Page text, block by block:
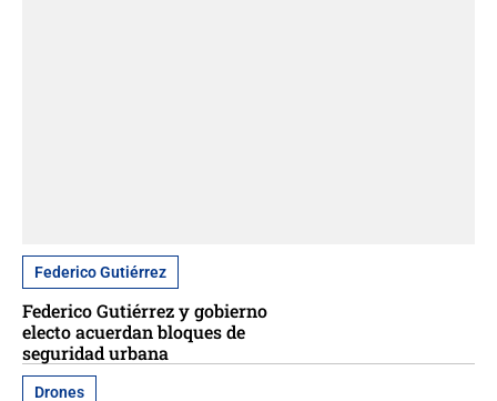
Federico Gutiérrez
Federico Gutiérrez y gobierno
electo acuerdan bloques de
seguridad urbana
Drones